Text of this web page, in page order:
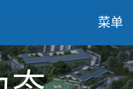
菜单